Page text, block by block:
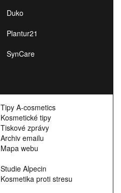
Duko
Plantur21
SynCare
Tipy A-cosmetics
Kosmetické tipy
Tiskové zprávy
Archiv emailu
Mapa webu
Studie Alpecin
Kosmetika proti stresu